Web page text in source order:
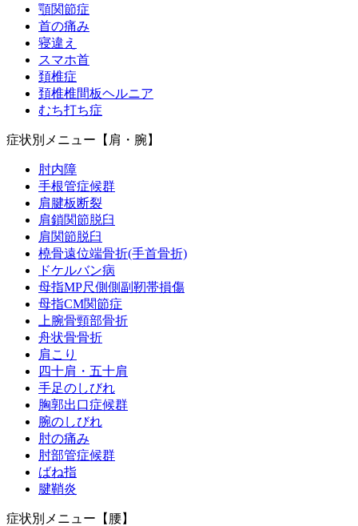
顎関節症
首の痛み
寝違え
スマホ首
頚椎症
頚椎椎間板ヘルニア
むち打ち症
症状別メニュー【肩・腕】
肘内障
手根管症候群
肩腱板断裂
肩鎖関節脱臼
肩関節脱臼
橈骨遠位端骨折(手首骨折)
ドケルバン病
母指MP尺側側副靭帯損傷
母指CM関節症
上腕骨頸部骨折
舟状骨骨折
肩こり
四十肩・五十肩
手足のしびれ
胸郭出口症候群
腕のしびれ
肘の痛み
肘部管症候群
ばね指
腱鞘炎
症状別メニュー【腰】